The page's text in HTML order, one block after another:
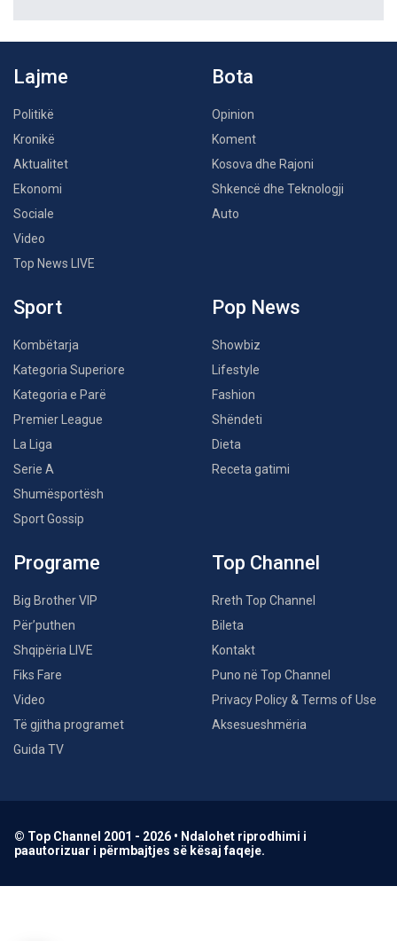
Lajme
Politikë
Kronikë
Aktualitet
Ekonomi
Sociale
Video
Top News LIVE
Bota
Opinion
Koment
Kosova dhe Rajoni
Shkencë dhe Teknologji
Auto
Sport
Kombëtarja
Kategoria Superiore
Kategoria e Parë
Premier League
La Liga
Serie A
Shumësportësh
Sport Gossip
Pop News
Showbiz
Lifestyle
Fashion
Shëndeti
Dieta
Receta gatimi
Programe
Big Brother VIP
Për’puthen
Shqipëria LIVE
Fiks Fare
Video
Të gjitha programet
Guida TV
Top Channel
Rreth Top Channel
Bileta
Kontakt
Puno në Top Channel
Privacy Policy & Terms of Use
Aksesueshmëria
© Top Channel 2001 - 2026 • Ndalohet riprodhimi i
paautorizuar i përmbajtjes së kësaj faqeje.